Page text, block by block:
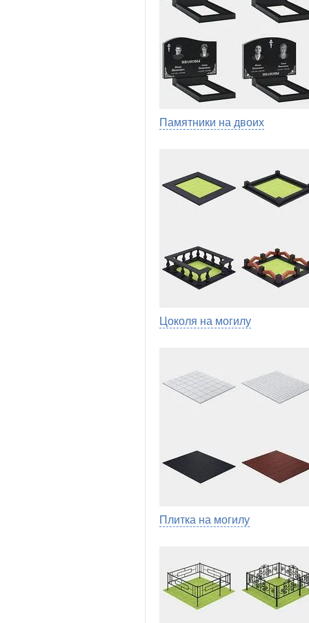
Памятники на двоих
Цоколя на могилу
Плитка на могилу